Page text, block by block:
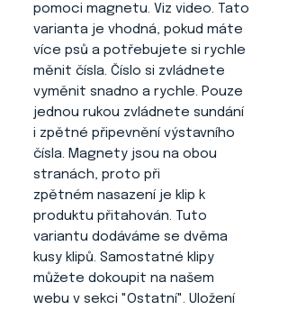
pomoci magnetu. Viz video. Tato
varianta je vhodná, pokud máte
více psů a potřebujete si rychle
měnit čísla. Číslo si zvládnete
vyměnit snadno a rychle. Pouze
jednou rukou zvládnete sundání
i zpětné připevnění výstavního
čísla. Magnety jsou na obou
stranách, proto při
zpětném nasazení je klip k
produktu přitahován. Tuto
variantu dodáváme se dvěma
kusy klipů. Samostatné klipy
můžete dokoupit na našem
webu v sekci "Ostatní". Uložení